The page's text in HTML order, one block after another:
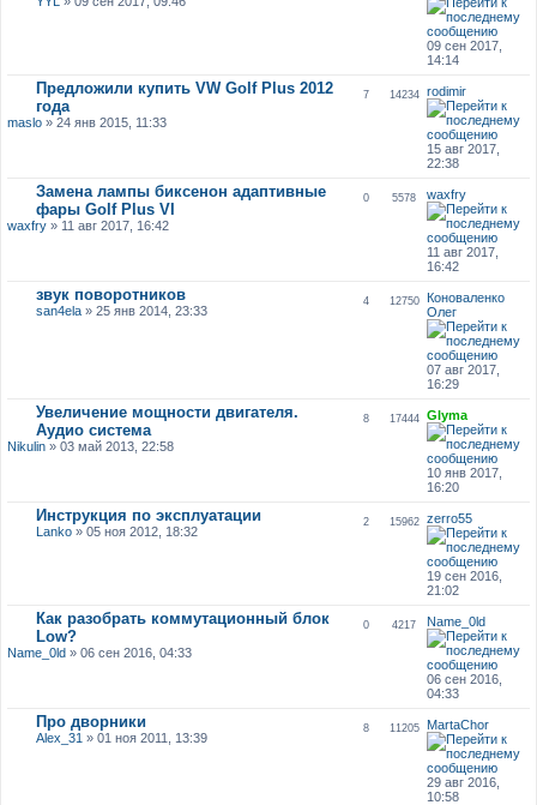
09 сен 2017,
14:14
Предложили купить VW Golf Plus 2012
года
maslo» 24 янв 2015, 11:33
7 14234 rodimir
15 авг 2017,
22:38
Замена лампы биксенон адаптивные
фары Golf Plus VI
waxfry» 11 авг 2017, 16:42
0 5578 waxfry
11 авг 2017,
16:42
звук поворотников
san4ela» 25 янв 2014, 23:33
4 12750
Коноваленко
Олег
07 авг 2017,
16:29
Увеличение мощности двигателя.
Аудио система
Nikulin» 03 май 2013, 22:58
8 17444 Glyma
10 янв 2017,
16:20
Инструкция по эксплуатации
Lanko» 05 ноя 2012, 18:32
2 15962 zerro55
19 сен 2016,
21:02
Как разобрать коммутационный блок
Low?
Name_0ld» 06 сен 2016, 04:33
0 4217 Name_0ld
06 сен 2016,
04:33
Про дворники
Alex_31 » 01 ноя 2011, 13:39
8 11205 MartaChor
29 авг 2016,
10:58